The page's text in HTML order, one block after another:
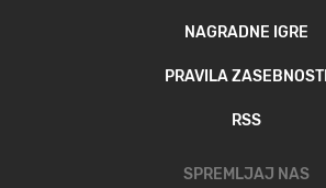
NAGRADNE IGRE
PRAVILA ZASEBNOSTI
RSS
SPREMLJAJ NAS